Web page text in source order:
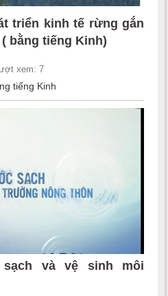
triển kinh tế rừng gắn
bằng tiếng Kinh)
xem: 7
tiếng Kinh
và vệ sinh môi